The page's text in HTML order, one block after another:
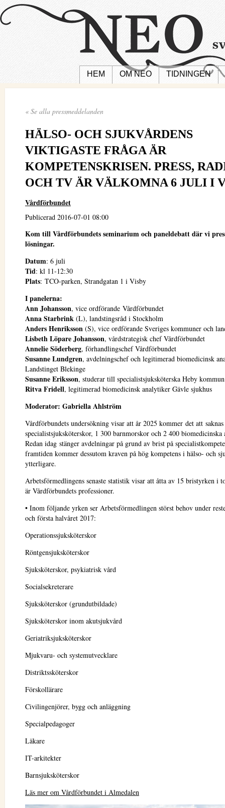
HEM OM NEO TIDNINGEN
« Se alla pressmeddelanden
HÄLSO- OCH SJUKVÅRDENS
VIKTIGASTE FRÅGA ÄR
KOMPETENSKRISEN. PRESS,
OCH TV ÄR VÄLKOMNA 6 JULI I
Vårdförbundet
Publicerad 2016-07-01 08:00
Kom till Vårdförbundets seminarium och paneldebatt där vi
lösningar.
Datum: 6 juli
Tid: kl 11-12:30
Plats: TCO-parken, Strandgatan 1 i Visby
I panelerna:
Ann Johansson, vice ordförande Vårdförbundet
Anna Starbrink (L), landstingsråd i Stockholm
Anders Henriksson (S), vice ordförande Sveriges kommuner och
Lisbeth Löpare Johansson, vårdstrategisk chef Vårdförbundet
Annelie Söderberg, förhandlingschef Vårdförbundet
Susanne Lundgren, avdelningschef och legitimerad biomedicinsk
Landstinget Blekinge
Susanne Eriksson, studerar till specialistsjuksköterska Heby kommun
Ritva Fridell, legitimerad biomedicinsk analytiker Gävle sjukhus
Moderator: Gabriella Ahlström
Vårdförbundets undersökning visar att år 2025 kommer det att
specialistsjuksköterskor, 1 300 barnmorskor och 2 400 biomedicinska
Redan idag stänger avdelningar på grund av brist på
framtiden kommer dessutom kraven på hög kompetens i hälso- och
ytterligare.
Arbetsförmedlingens senaste statistik visar att åtta av 15 bristyrken i
är Vårdförbundets professioner.
• Inom följande yrken ser Arbetsförmedlingen störst behov under
och första halvåret 2017:
Operationssjuksköterskor
Röntgensjuksköterskor
Sjuksköterskor, psykiatrisk vård
Socialsekreterare
Sjuksköterskor (grundutbildade)
Sjuksköterskor inom akutsjukvård
Geriatriksjuksköterskor
Mjukvaru- och systemutvecklare
Distriktssköterskor
Förskollärare
Civilingenjörer, bygg och anläggning
Specialpedagoger
Läkare
IT-arkitekter
Barnsjuksköterskor
Läs mer om Vårdförbundet i Almedalen